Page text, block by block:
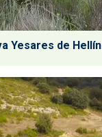
Yesares de Hellín